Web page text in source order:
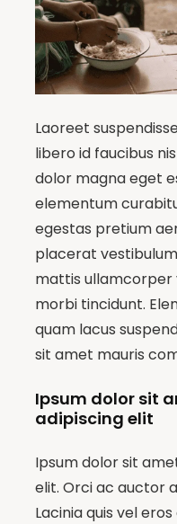
Laoreet
libero id faucibus
dolor magna eget
elementum
egestas pretium
placerat
mattis
morbi tincidunt.
quam lacus
sit amet mauris
Ipsum dolor sit
adipiscing elit
Ipsum dolor sit
elit. Orci ac auctor
Lacinia quis vel